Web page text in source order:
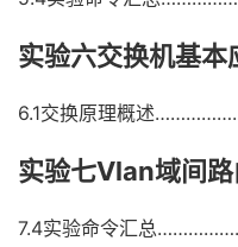
实验六交换机基本
6.1交换原理概述
实验七Vlan域间路
7.4实验命令汇总